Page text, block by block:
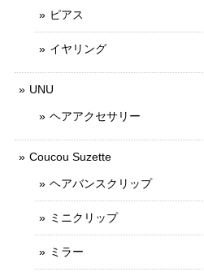
ピアス
イヤリング
UNU
ヘアアクセサリー
Coucou Suzette
ヘアバンスクリップ
ミニクリップ
ミラー